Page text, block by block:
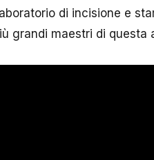
di incisione e
grandi maestri di questa